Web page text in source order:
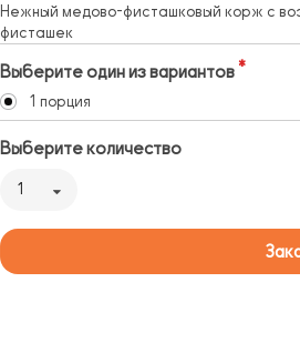
Нежный медово-фисташковый корж с
фисташек
Выберите один из вариантов
1 порция
Выберите количество
1